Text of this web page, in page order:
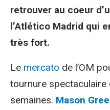
retrouver au coeur
l’Atlético Madrid qui
très fort.
Le mercato de l’OM
tournure spectaculaire
semaines. Mason